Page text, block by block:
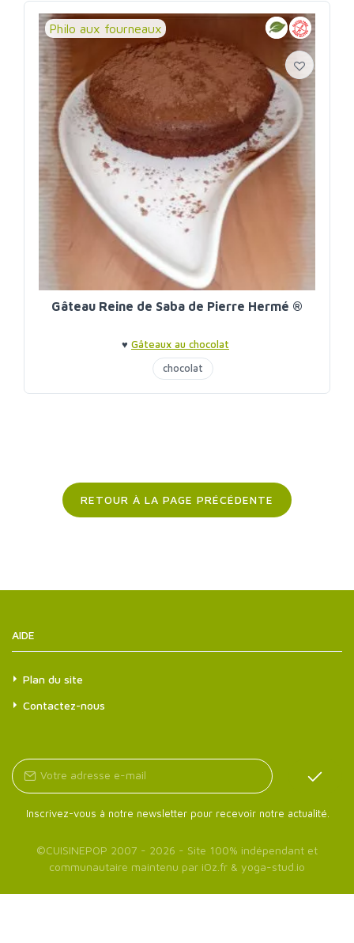
Philo aux fourneaux
Gâteau Reine de Saba de Pierre Hermé ®
♥ Gâteaux au chocolat
chocolat
RETOUR À LA PAGE PRÉCÉDENTE
AIDE
Plan du site
Contactez-nous
Inscrivez-vous à notre newsletter pour recevoir notre actualité.
©CUISINEPOP 2007 - 2026 - Site 100% indépendant et
communautaire maintenu par iOz.fr & yoga-stud.io